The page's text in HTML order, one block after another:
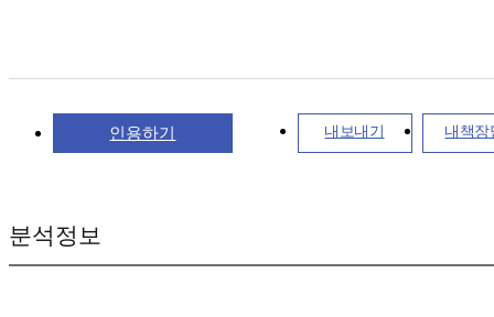
인용하기 내보내기 내책장
분석정보